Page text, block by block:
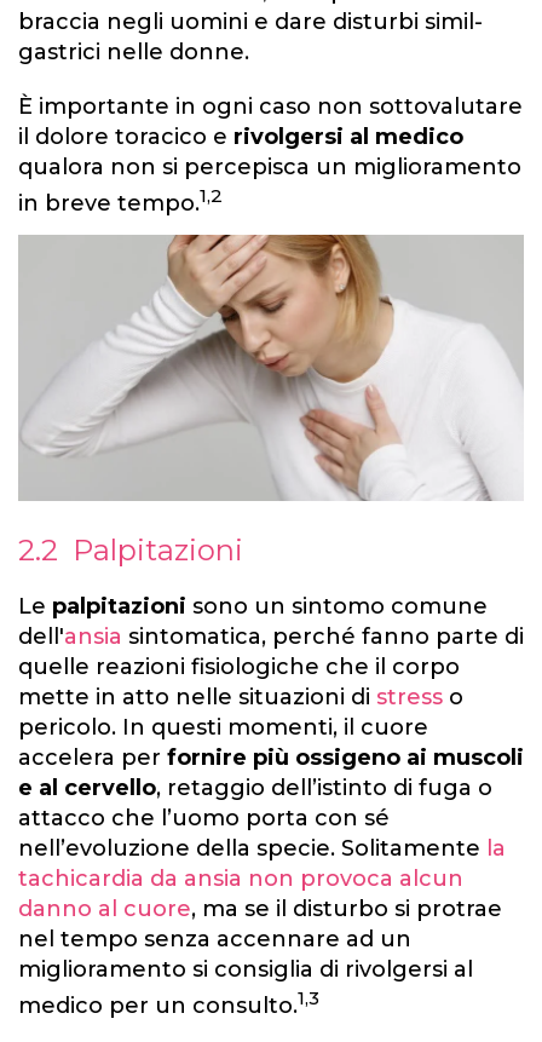
braccia negli uomini e dare disturbi simil-
gastrici nelle donne.
È importante in ogni caso non sottovalutare
il dolore toracico e rivolgersi al medico
qualora non si percepisca un miglioramento
in breve tempo.1,2
2.2 Palpitazioni
Le palpitazioni sono un sintomo comune
dell'ansia sintomatica, perché fanno parte di
quelle reazioni fisiologiche che il corpo
mette in atto nelle situazioni di stress o
pericolo. In questi momenti, il cuore
accelera per fornire più ossigeno ai muscoli
e al cervello, retaggio dell’istinto di fuga o
attacco che l’uomo porta con sé
nell’evoluzione della specie. Solitamente la
tachicardia da ansia non provoca alcun
danno al cuore, ma se il disturbo si protrae
nel tempo senza accennare ad un
miglioramento si consiglia di rivolgersi al
medico per un consulto.1,3